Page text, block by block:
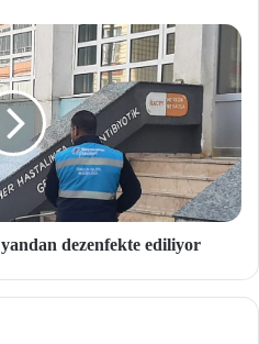
dezenfekte ediliyor